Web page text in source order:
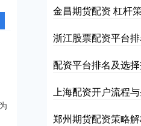
金昌期货配资 杠杆
浙江股票配资平台
配资平台排名及选择
上海配资开户流程
郑州期货配资策略